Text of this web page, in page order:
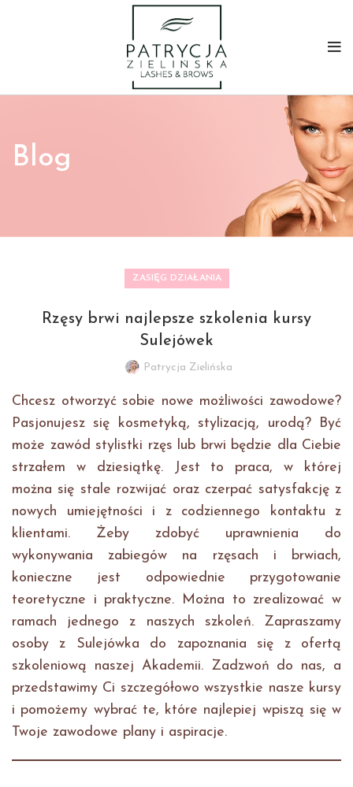
Blog
ZASIĘG DZIAŁANIA
Rzęsy brwi najlepsze szkolenia kursy
Sulejówek
Patrycja Zielińska
Chcesz otworzyć sobie nowe możliwości zawodowe?
Pasjonujesz się kosmetyką, stylizacją, urodą? Być
może zawód stylistki rzęs lub brwi będzie dla Ciebie
strzałem w dziesiątkę. Jest to praca, w której
można się stale rozwijać oraz czerpać satysfakcję z
nowych umiejętności i z codziennego kontaktu z
klientami. Żeby zdobyć uprawnienia do
wykonywania zabiegów na rzęsach i brwiach,
konieczne jest odpowiednie przygotowanie
teoretyczne i praktyczne. Można to zrealizować w
ramach jednego z naszych szkoleń. Zapraszamy
osoby z Sulejówka do zapoznania się z ofertą
szkoleniową naszej Akademii. Zadzwoń do nas, a
przedstawimy Ci szczegółowo wszystkie nasze kursy
i pomożemy wybrać te, które najlepiej wpiszą się w
Twoje zawodowe plany i aspiracje.